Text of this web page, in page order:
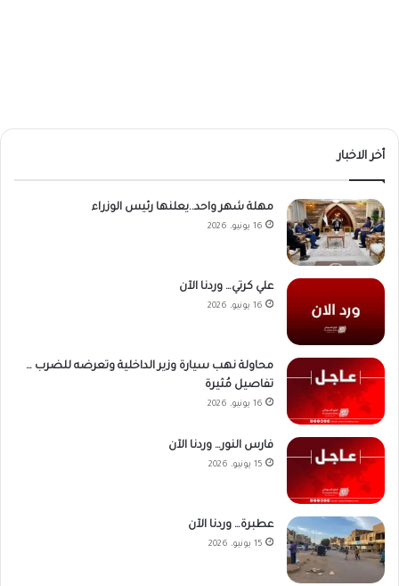
أخر الاخبار
مهلة شهر واحد..يعلنها رئيس الوزراء
16 يونيو، 2026
علي كرتي… وردنا الآن
16 يونيو، 2026
محاولة نهب سيارة وزير الداخلية وتعرضه للضرب …
تفاصيل مُثيرة
16 يونيو، 2026
فارس النور… وردنا الآن
15 يونيو، 2026
عطبرة… وردنا الآن
15 يونيو، 2026